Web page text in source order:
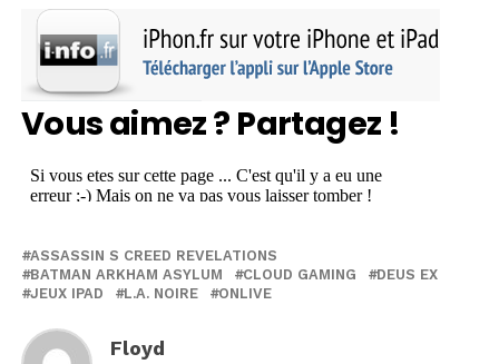
Vous aimez ? Partagez !
ASSASSIN S CREED REVELATIONS
BATMAN ARKHAM ASYLUM
CLOUD GAMING
DEUS EX
JEUX IPAD
L.A. NOIRE ONLIVE
Floyd